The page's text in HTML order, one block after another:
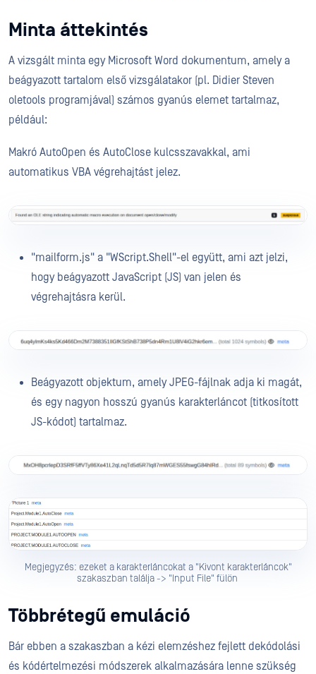
Minta áttekintés
A vizsgált minta egy Microsoft Word dokumentum, amely a
beágyazott tartalom első vizsgálatakor (pl. Didier Steven
oletools programjával) számos gyanús elemet tartalmaz,
például:
Makró AutoOpen és AutoClose kulcsszavakkal, ami
automatikus VBA végrehajtást jelez.
"mailform.js" a "WScript.Shell"-el együtt, ami azt jelzi,
hogy beágyazott JavaScript (JS) van jelen és
végrehajtásra kerül.
Beágyazott objektum, amely JPEG-fájlnak adja ki magát,
és egy nagyon hosszú gyanús karakterláncot (titkosított
JS-kódot) tartalmaz.
Megjegyzés: ezeket a karakterláncokat a "Kivont karakterláncok"
szakaszban találja -> "Input File" fülön
Többrétegű emuláció
Bár ebben a szakaszban a kézi elemzéshez fejlett dekódolási
és kódértelmezési módszerek alkalmazására lenne szükség